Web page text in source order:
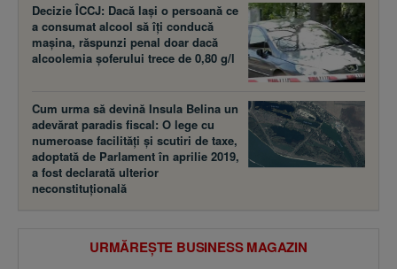
Decizie ÎCCJ: Dacă laşi o persoană ce
a consumat alcool să îţi conducă
maşina, răspunzi penal doar dacă
alcoolemia şoferului trece de 0,80 g/l
Cum urma să devină Insula Belina un
adevărat paradis fiscal: O lege cu
numeroase facilităţi şi scutiri de taxe,
adoptată de Parlament în aprilie 2019,
a fost declarată ulterior
neconstituţională
URMĂREȘTE BUSINESS MAGAZIN